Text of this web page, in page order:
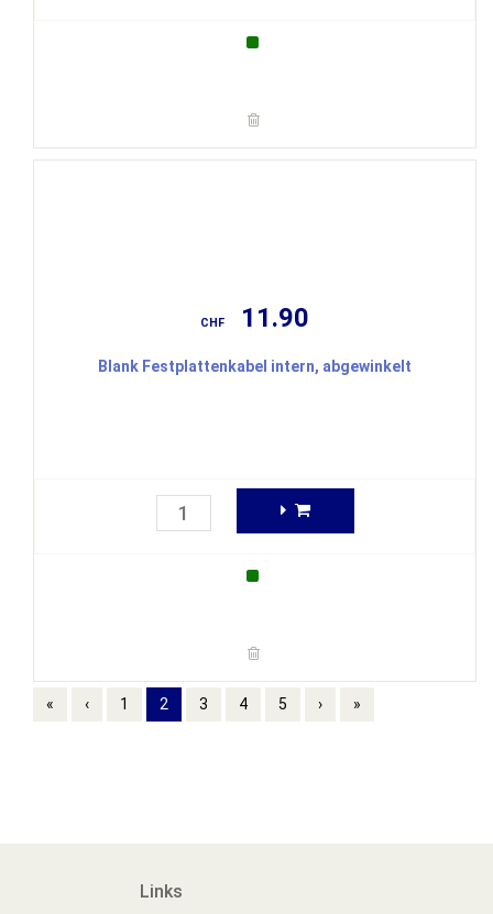
CHF 11.90
Blank Festplattenkabel intern, abgewinkelt
« ‹ 1 2 3 4 5 › »
Links